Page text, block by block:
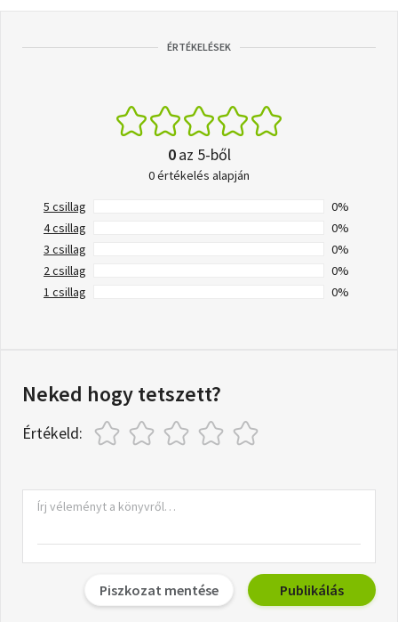
ÉRTÉKELÉSEK
0az 5-ből
0 értékelés alapján
5 csillag
0%
4 csillag
0%
3 csillag
0%
2 csillag
0%
1 csillag
0%
Neked hogy tetszett?
Értékeld:
Piszkozat mentése Publikálás